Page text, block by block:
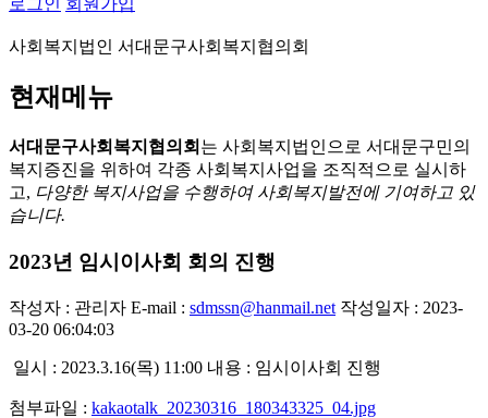
사회복지법인 서대문구사회복지협의회
현재메뉴
서대문구사회복지협의회 는 사회복지법인으로 서대문구민의
복지증진을 위하여 각종 사회복지사업을 조직적으로 실시하
고, 다양한 복지사업을 수행하여 사회복지발전에 기여하고 있
습니다.
2023년 임시이사회 회의 진행
작성자 : 관리자 E-mail : sdmssn@hanmail.net 작성일자 : 2023-
03-20 06:04:03
일시 : 2023.3.16(목) 11:00 내용 : 임시이사회 진행
첨부파일 : kakaotalk_20230316_180343325_04.jpg